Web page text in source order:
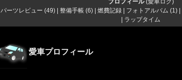
プロフィール(愛車ログ)
パーツレビュー (49)| 整備手帳 (6)| 燃費記録| フォトアルバム (1)|
ラップタイム
愛車プロフィール